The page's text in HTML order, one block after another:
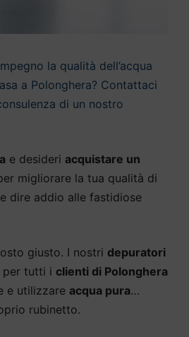
la qualità dell’acqua
a Polonghera? Contattaci
di un nostro
e desideri acquistare un
migliorare la tua qualità di
dire addio alle fastidiose
giusto. I nostri depuratori
per tutti i clienti di Polonghera
e utilizzare acqua pura…
rubinetto.